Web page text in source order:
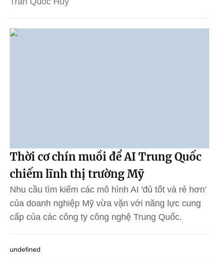
Thời cơ chín muồi để AI Trung Quốc
chiếm lĩnh thị trường Mỹ
Nhu cầu tìm kiếm các mô hình AI 'đủ tốt và rẻ hơn'
của doanh nghiệp Mỹ vừa vặn với năng lực cung
cấp của các công ty công nghệ Trung Quốc.
undefined